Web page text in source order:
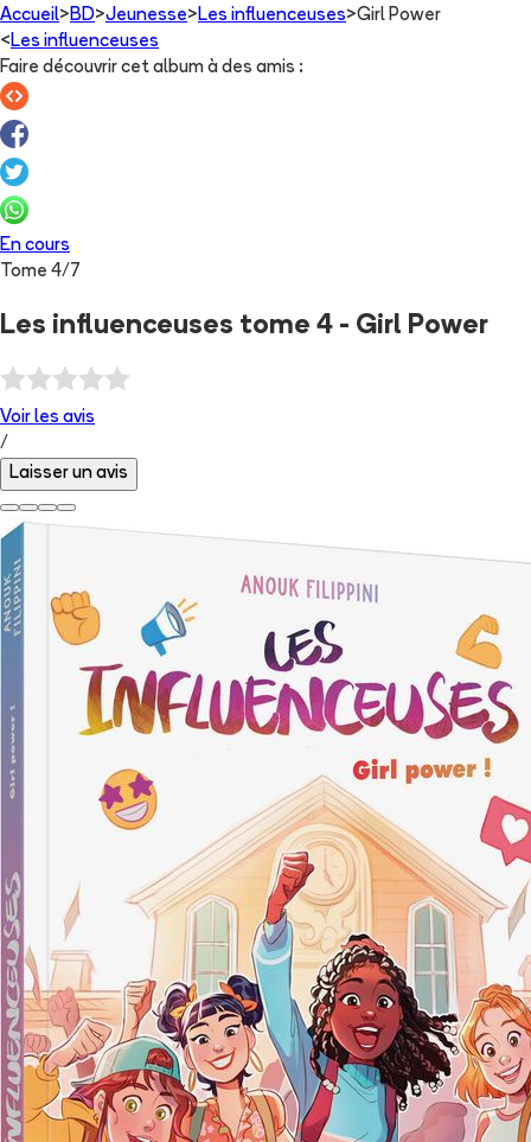
Accueil> BD>Jeunesse> Les influenceuses>Girl Power
< Les influenceuses
Faire découvrir cet album à des amis :
En cours
Tome 4/ 7
Les influenceuses tome 4 - Girl Power
Voir les avis
/
Laisser un avis